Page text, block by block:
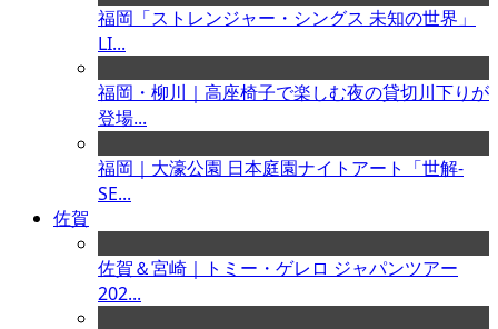
福岡「ストレンジャー・シングス 未知の世界」
LI...
福岡・柳川｜高座椅子で楽しむ夜の貸切川下りが
登場...
福岡｜大濠公園 日本庭園ナイトアート「世解-
SE...
佐賀
佐賀＆宮崎｜トミー・ゲレロ ジャパンツアー
202...